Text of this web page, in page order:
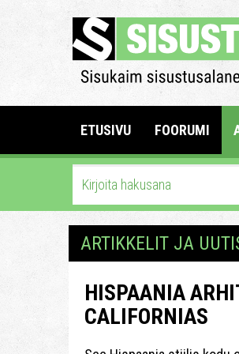
ETUSIVU FOORUMI
ARTIKKELIT JA
HISPAANIA
CALIFORNIAS